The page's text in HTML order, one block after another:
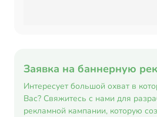
Заявка на баннерную
Интересует большой охват в
Вас? Свяжитесь с нами для
рекламной кампании, которую